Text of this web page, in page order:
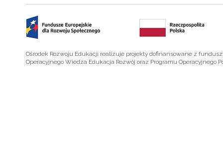
Ośrodek Rozwoju Edukacji realizuje projekty dofinansowane z
Operacyjnego Wiedza Edukacja Rozwój oraz Programu Operacyjnego